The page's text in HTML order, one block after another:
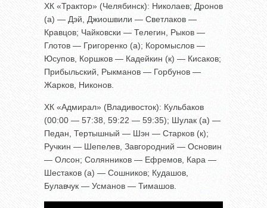
ХК «Трактор» (Челябинск): Николаев; Дронов
(а) — Дэй, Джиошвили — Светлаков —
Кравцов; Чайковски — Телегин, Рыков —
Глотов — Григоренко (а); Коромыслов —
Юсупов, Коршков — Кадейкин (к) — Кисаков;
Прибыльский, Рыкманов — Горбунов —
Жарков, Никонов.
ХК «Адмирал» (Владивосток): Кульбаков
(00:00 — 57:38, 59:22 — 59:35); Шулак (а) —
Педан, Тертышный — Шэн — Старков (к);
Ручкин — Шепелев, Завгородний — Основин
— Олсон; Солянников — Ефремов, Кара —
Шестаков (а) — Сошников; Кудашов,
Булавчук — Усманов — Тимашов.